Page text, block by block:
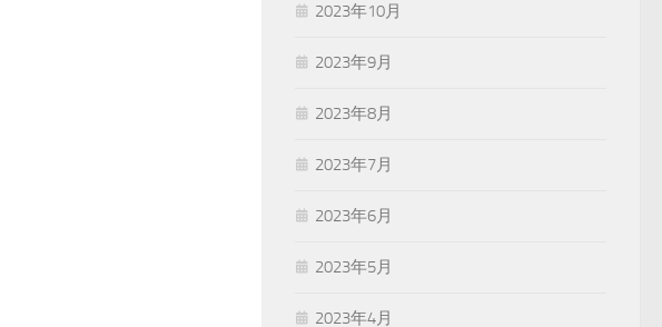
2023年10月
2023年9月
2023年8月
2023年7月
2023年6月
2023年5月
2023年4月